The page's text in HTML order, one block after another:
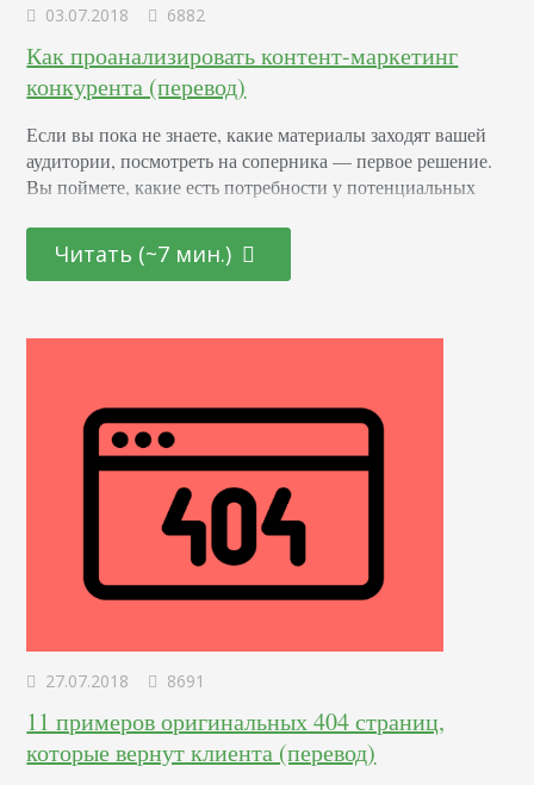
03.07.2018 6882
Как проанализировать контент-маркетинг
конкурента (перевод)
Если вы пока не знаете, какие материалы заходят вашей
аудитории, посмотреть на соперника — первое решение.
Вы поймете, какие есть потребности у потенциальных
именно сейчас ищут ваши покупатели? Какие их вопросы
Читать (~7 мин.)
27.07.2018 8691
11 примеров оригинальных 404 страниц,
которые вернут клиента (перевод)